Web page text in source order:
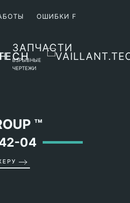
ОШИБКИ F
ЗАПЧАСТИ
ВЗРЫВНЫЕ
ЧЕРТЕЖИ
™
04